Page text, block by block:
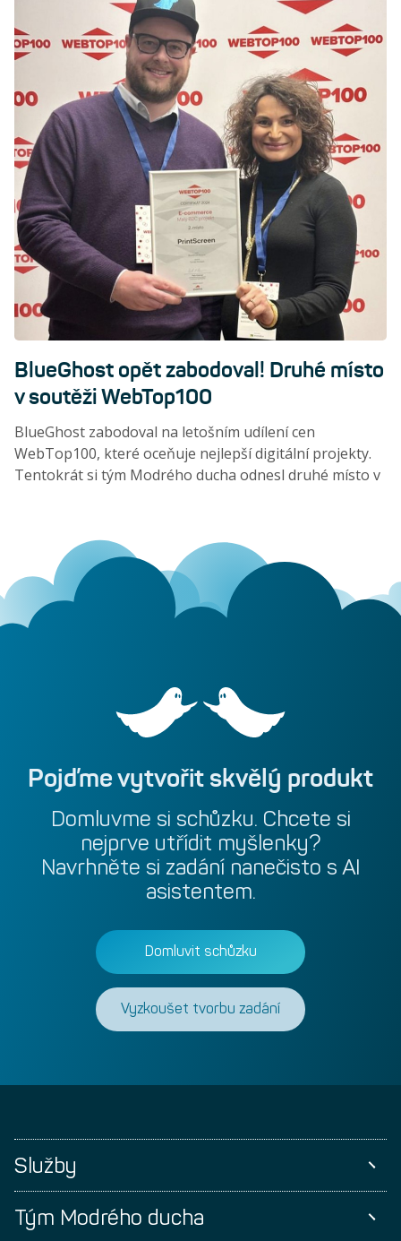
BlueGhost opět zabodoval! Druhé místo
v soutěži WebTop100
BlueGhost zabodoval na letošním udílení cen
WebTop100, které oceňuje nejlepší digitální projekty.
Tentokrát si tým Modrého ducha odnesl druhé místo v
Pojďmevytvořit skvělý produkt
Domluvme si schůzku. Chcete si
nejprve utřídit myšlenky?
Navrhněte si zadání nanečisto s AI
asistentem.
Domluvit schůzku
Vyzkoušet tvorbu zadání
Služby
Tým Modrého ducha